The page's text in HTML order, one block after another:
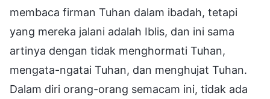
membaca firman Tuhan dalam ibadah, tetapi
yang mereka jalani adalah Iblis, dan ini sama
artinya dengan tidak menghormati Tuhan,
mengata-ngatai Tuhan, dan menghujat Tuhan.
Dalam diri orang-orang semacam ini, tidak ada